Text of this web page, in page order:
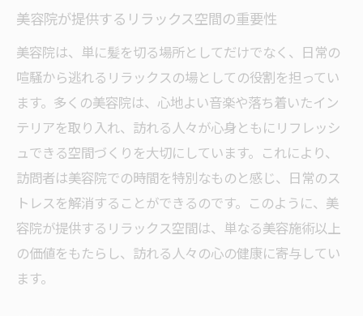
美容院が提供するリラックス空間の重要性
美容院は、単に髪を切る場所としてだけでなく、日常の
喧騒から逃れるリラックスの場としての役割を担ってい
ます。多くの美容院は、心地よい音楽や落ち着いたイン
テリアを取り入れ、訪れる人々が心身ともにリフレッシ
ュできる空間づくりを大切にしています。これにより、
訪問者は美容院での時間を特別なものと感じ、日常のス
トレスを解消することができるのです。このように、美
容院が提供するリラックス空間は、単なる美容施術以上
の価値をもたらし、訪れる人々の心の健康に寄与してい
ます。